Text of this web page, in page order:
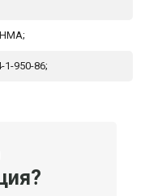
1-950-86;